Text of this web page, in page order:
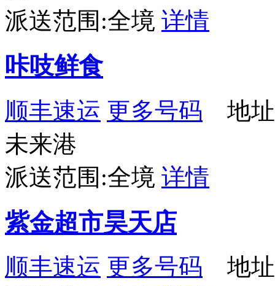
派送范围:全境 详情
咔吱鲜食
顺丰速运 更多号码 地址
未来港
派送范围:全境 详情
紫金超市昊天店
顺丰速运 更多号码 地址